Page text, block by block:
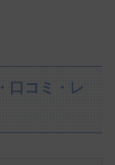
口コミ・レ